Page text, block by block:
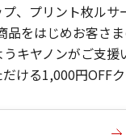
、プリント枚ル
をはじめお客さ
キヤノンがご支
ける1,000円OFFク